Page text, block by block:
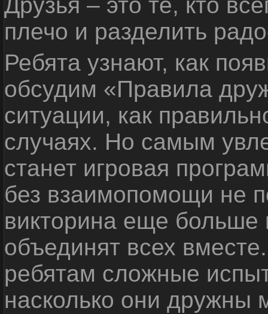
Друзья – это те, кто
плечо и разделить
Ребята узнают, как
обсудим «Правила
ситуации, как
случаях. Но самым
станет игровая
без взаимопомощи не
викторина еще
объединят всех
ребятам сложные
насколько они дружны